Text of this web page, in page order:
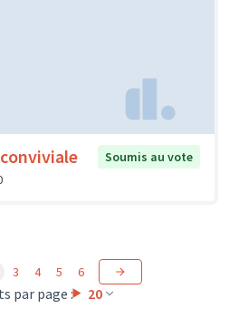
Soumis au vote
par page : 20
3 4 5 6